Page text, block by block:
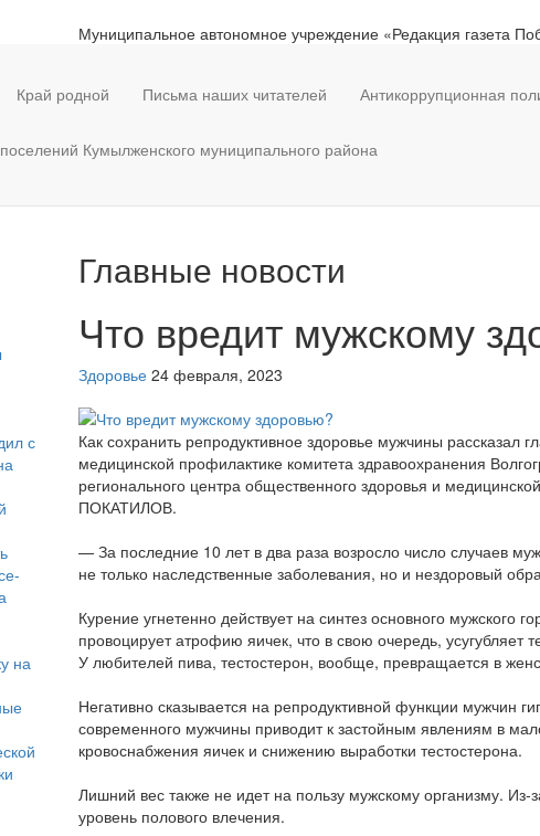
Муниципальное автономное учреждение «Редакция газета
Край родной Письма наших читателей Антикоррупционная
Кумылженского муниципального района
с
на
Главные новости
Что вредит мужскому
Здоровье 24 февраля, 2023
Как сохранить репродуктивное здоровье мужчины рассказал
медицинской профилактике комитета здравоохранения
регионального центра общественного здоровья и
ПОКАТИЛОВ.
— За последние 10 лет в два раза возросло число случаев
не только наследственные заболевания, но и нездоровый
Курение угнетенно действует на синтез основного мужского
провоцирует атрофию яичек, что в свою очередь, усугубляет
У любителей пива, тестостерон, вообще, превращается в
Негативно сказывается на репродуктивной функции мужчин
современного мужчины приводит к застойным явлениям в
кровоснабжения яичек и снижению выработки тестостерона.
Лишний вес также не идет на пользу мужскому организму.
уровень полового влечения.